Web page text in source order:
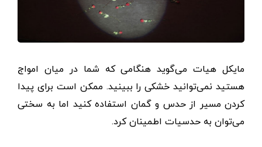
مایکل هیات می‌گوید هنگامی که شما در میان امواج
هستید نمی‌توانید خشکی را ببینید. ممکن است برای پیدا
کردن مسیر از حدس و گمان استفاده کنید اما به سختی
می‌توان به حدسیات اطمینان کرد.